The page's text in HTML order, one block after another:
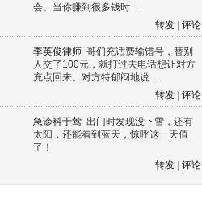
会。当你赚到很多钱时…
转发
评论
李英俊律师 哥们充话费输错号，替别
人交了100元，就打过去电话想让对方
充点回来。对方特郁闷地说…
转发
评论
急诊科于莺 出门时发现没下雪，还有
太阳，还能看到蓝天，惊呼这一天值
了！
转发
评论